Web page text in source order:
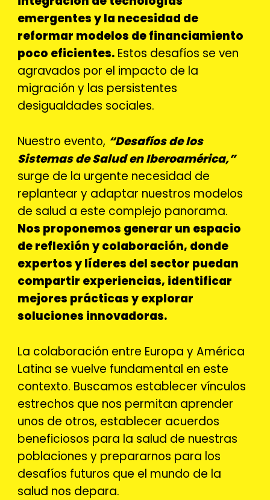
emergentes y la necesidad de
reformar modelos de financiamiento
poco eficientes. Estos desafíos se ven
agravados por el impacto de la
migración y las persistentes
desigualdades sociales.
Nuestro evento, “Desafíos de los
Sistemas de Salud en Iberoamérica,”
surge de la urgente necesidad de
replantear y adaptar nuestros modelos
de salud a este complejo panorama.
Nos proponemos generar un espacio
de reflexión y colaboración, donde
expertos y líderes del sector puedan
compartir experiencias, identificar
mejores prácticas y explorar
soluciones innovadoras.
La colaboración entre Europa y América
Latina se vuelve fundamental en este
contexto. Buscamos establecer vínculos
estrechos que nos permitan aprender
unos de otros, establecer acuerdos
beneficiosos para la salud de nuestras
poblaciones y prepararnos para los
desafíos futuros que el mundo de la
salud nos depara.